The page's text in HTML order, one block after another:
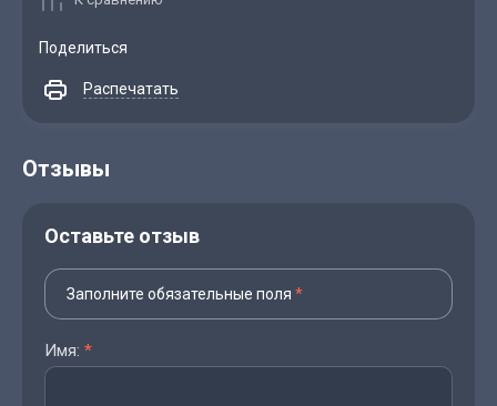
Поделиться
Распечатать
Отзывы
Оставьте отзыв
Заполните обязательные поля *
Имя: *